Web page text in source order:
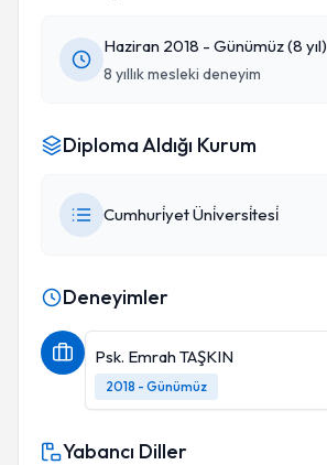
Haziran 2018 - Günümüz (8 yıl)
8 yıllık mesleki deneyim
Diploma Aldığı Kurum
Cumhuri̇yet Üni̇versi̇tesi̇
Deneyimler
Psk. Emrah TAŞKIN
2018 - Günümüz
Yabancı Diller